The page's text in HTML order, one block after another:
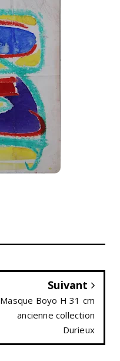
Suivant
Masque Boyo H 31 cm
ancienne collection
Durieux